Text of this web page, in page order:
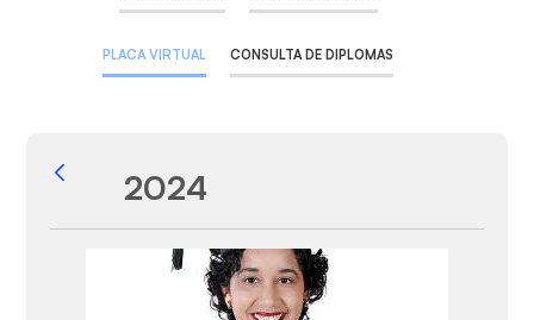
PLACA VIRTUAL CONSULTA DE DIPLOMAS
Voltar
2024
Galeria de Mídias